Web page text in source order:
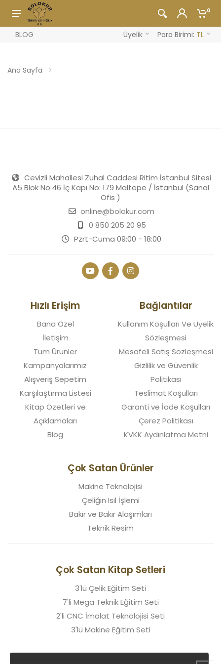
0
BLOG Üyelik Para Birimi: TL
Ana Sayfa
Cevizli Mahallesi Zuhal Caddesi Ritim İstanbul Sitesi
A5 Blok No:46 İç Kapı No: 179 Maltepe / İstanbul (Sanal
Ofis )
online@bolokur.com
0 850 205 20 95
Pzrt-Cuma 09:00 - 18:00
Hızlı Erişim
Bana Özel
İletişim
Tüm Ürünler
Kampanyalarımız
Alışveriş Sepetim
Karşılaştırma Listesi
Kitap Özetleri ve
Açıklamaları
Blog
Bağlantılar
Kullanım Koşulları Ve Üyelik
Sözleşmesi
Mesafeli Satış Sözleşmesi
Gizlilik ve Güvenlik
Politikası
Teslimat Koşulları
Garanti ve İade Koşulları
Çerez Politikası
KVKK Aydınlatma Metni
Çok Satan Ürünler
Makine Teknolojisi
Çeliğin Isıl İşlemi
Bakır ve Bakır Alaşımları
Teknik Resim
Çok Satan Kitap Setleri
3'lü Çelik Eğitim Seti
7'li Mega Teknik Eğitim Seti
2'li CNC İmalat Teknolojisi Seti
3'lü Makine Eğitim Seti